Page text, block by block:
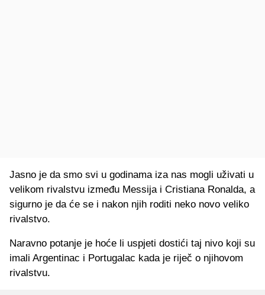
Jasno je da smo svi u godinama iza nas mogli uživati u
velikom rivalstvu između Messija i Cristiana Ronalda, a
sigurno je da će se i nakon njih roditi neko novo veliko
rivalstvo.
Naravno potanje je hoće li uspjeti dostići taj nivo koji su
imali Argentinac i Portugalac kada je riječ o njihovom
rivalstvu.